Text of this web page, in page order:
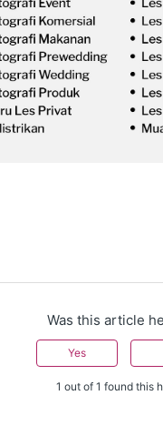
Was this article
Yes
1 out of 1 found this